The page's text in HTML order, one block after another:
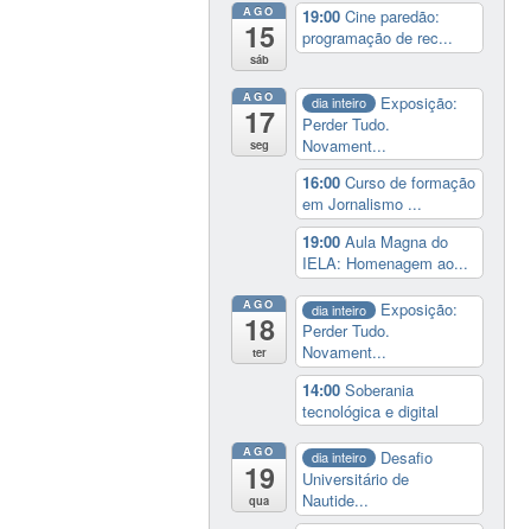
AGO
15
sáb
19:00Cine paredão:
programação de rec...
AGO
17
seg
dia inteiro
Exposição:
Perder Tudo.
Novament...
16:00Curso de formação
em Jornalismo ...
19:00Aula Magna do
IELA: Homenagem ao...
AGO
18
ter
dia inteiro
Exposição:
Perder Tudo.
Novament...
14:00Soberania
tecnológica e digital
AGO
19
qua
dia inteiro
Desafio
Universitário de
Nautide...